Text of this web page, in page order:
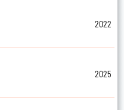
2022
2025